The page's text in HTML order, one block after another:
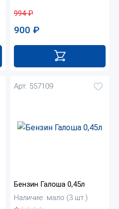
994₽
900 ₽
Арт. 557109
Бензин Галоша 0,45л
Наличие: мало (3 шт.)